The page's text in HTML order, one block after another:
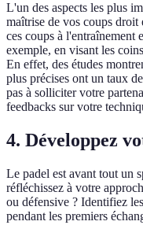
L'un des aspects les plus
maîtrise de vos coups droit
ces coups à l'entraînement
exemple, en visant les
En effet, des études
plus précises ont un taux
pas à solliciter votre
feedbacks sur votre
4. Développez
Le padel est avant tout un
réfléchissez à votre
ou défensive ? Identifiez
pendant les premiers